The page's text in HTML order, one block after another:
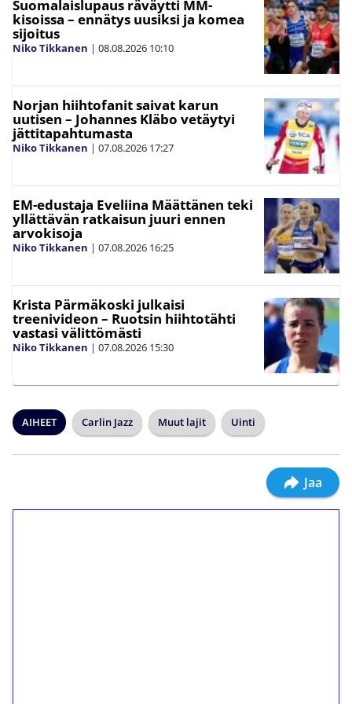
Suomalaislupaus räväytti MM-
kisoissa – ennätys uusiksi ja komea
sijoitus
Niko Tikkanen | 08.08.2026 10:10
Norjan hiihtofanit saivat karun
uutisen – Johannes Kläbo vetäytyi
jättitapahtumasta
Niko Tikkanen | 07.08.2026 17:27
EM-edustaja Eveliina Määttänen teki
yllättävän ratkaisun juuri ennen
arvokisoja
Niko Tikkanen | 07.08.2026 16:25
Krista Pärmäkoski julkaisi
treenivideon – Ruotsin hiihtotähti
vastasi välittömästi
Niko Tikkanen | 07.08.2026 15:30
AIHEET Carlin Jazz Muut lajit Uinti
Jaa